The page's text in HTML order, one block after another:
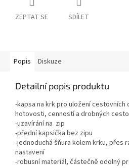
ZEPTAT SE SDÍLET
Popis Diskuze
Detailní popis produktu
-kapsa na krk pro uložení
hotovosti, cenností a drobných
-uzavírání na zip
-přední kapsička bez zipu
-jednoduchá šňura kolem krku, přes
nastavení
-robusní materiál, částečně odolný